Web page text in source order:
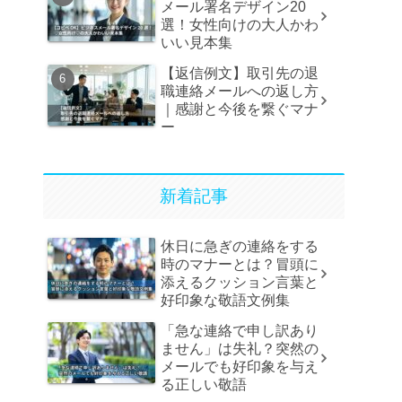
メール署名デザイン20
選！女性向けの大人かわ
いい見本集
【返信例文】取引先の退
職連絡メールへの返し方
｜感謝と今後を繋ぐマナ
ー
新着記事
休日に急ぎの連絡をする
時のマナーとは？冒頭に
添えるクッション言葉と
好印象な敬語文例集
「急な連絡で申し訳あり
ません」は失礼？突然の
メールでも好印象を与え
る正しい敬語